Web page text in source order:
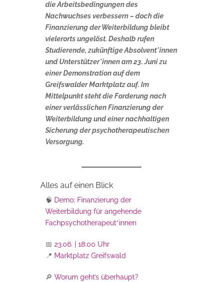
die Arbeitsbedingungen des
Nachwuchses verbessern – doch die
Finanzierung der Weiterbildung bleibt
vielerorts ungelöst. Deshalb rufen
Studierende, zukünftige Absolvent*innen
und Unterstützer*innen am 23. Juni zu
einer Demonstration auf dem
Greifswalder Marktplatz auf. Im
Mittelpunkt steht die Forderung nach
einer verlässlichen Finanzierung der
Weiterbildung und einer nachhaltigen
Sicherung der psychotherapeutischen
Versorgung.
Alles auf einen Blick
🧠 Demo: Finanzierung der
Weiterbildung für angehende
Fachpsychotherapeut*innen
📅 23.06. | 18:00 Uhr
📍 Marktplatz Greifswald
🔎 Worum geht’s überhaupt?